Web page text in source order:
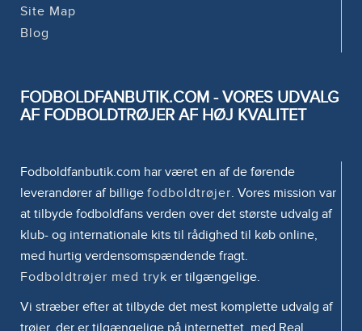
Site Map
Blog
FODBOLDFANBUTIK.COM - VORES UDVALG
AF FODBOLDTRØJER AF HØJ KVALITET
Fodboldfanbutik.com har været en af de førende
leverandører af billige fodboldtrøjer. Vores mission var
at tilbyde fodboldfans verden over det største udvalg af
klub- og internationale kits til rådighed til køb online,
med hurtig verdensomspændende fragt.
Fodboldtrøjer med tryk er tilgængelige.
Vi stræber efter at tilbyde det mest komplette udvalg af
trøjer, der er tilgængelige på internettet, med Real